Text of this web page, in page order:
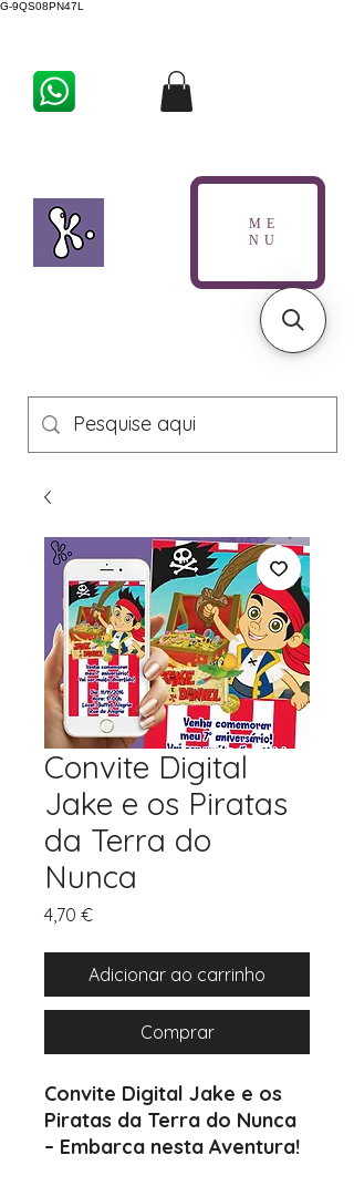
G-9QS08PN47L
ME
NU
Convite Digital
Jake e os Piratas
da Terra do
Nunca
4,70 €Preço
Adicionar ao carrinho
Comprar
Convite Digital Jake e os
Piratas da Terra do Nunca
– Embarca nesta Aventura!